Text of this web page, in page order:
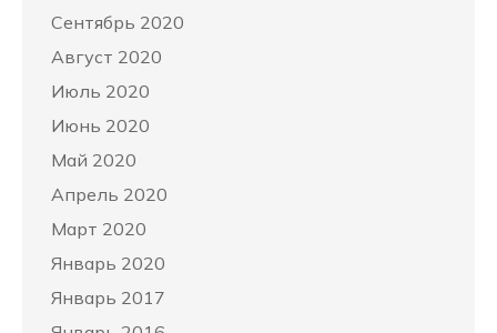
Сентябрь 2020
Август 2020
Июль 2020
Июнь 2020
Май 2020
Апрель 2020
Март 2020
Январь 2020
Январь 2017